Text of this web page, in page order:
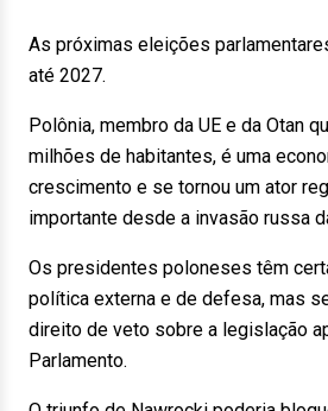
As próximas eleições
até 2027.
Polônia, membro da UE e da Otan
milhões de habitantes, é uma
crescimento e se tornou um ator
importante desde a invasão russa
Os presidentes poloneses têm
política externa e de defesa, mas
direito de veto sobre a legislação
Parlamento.